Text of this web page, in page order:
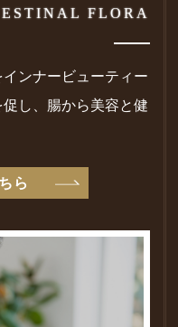
FLORA
ンナービューティー
し、腸から美容と健
ら